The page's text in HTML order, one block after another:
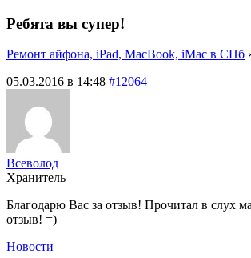
Ребята вы супер!
Ремонт айфона, iPad, MacBook, iMac в СПб ›
05.03.2016 в 14:48 #12064
Всеволод
Хранитель
Благодарю Вас за отзыв! Прочитал в слух
отзыв! =)
Новости